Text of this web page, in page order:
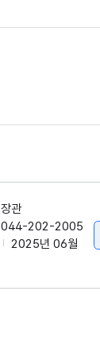
장관
044-202-2005
2025년 06월